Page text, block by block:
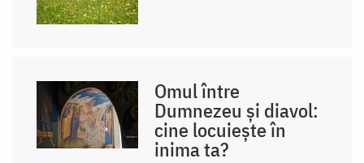
Omul între
Dumnezeu și diavol:
cine locuiește în
inima ta?